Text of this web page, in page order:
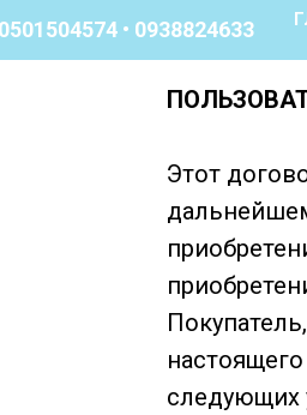
• 0938824633
Этот
следующих